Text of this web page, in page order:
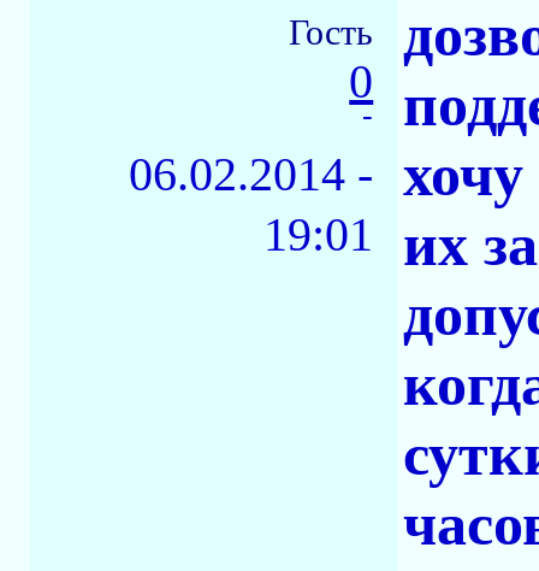
Гость
0
-
06.02.2014 -
19:01
их